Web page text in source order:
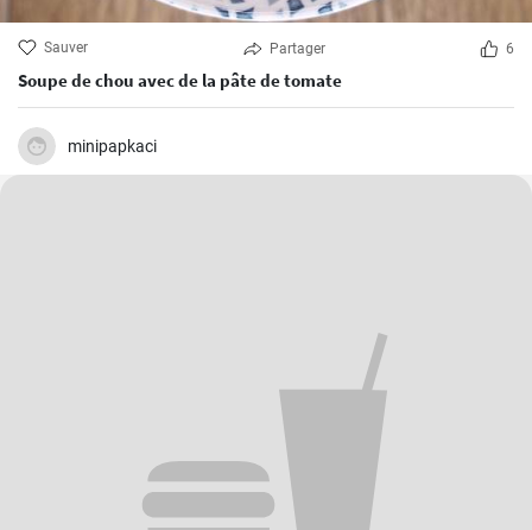
Sauver Partager 6
Soupe de chou avec de la pâte de tomate
minipapkaci